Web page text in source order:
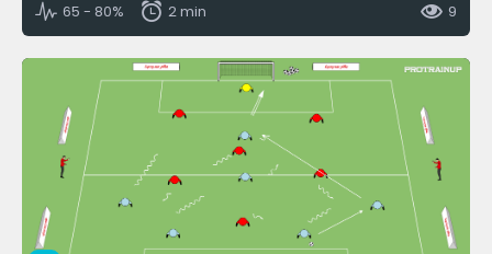
65 - 80% 2 min 9